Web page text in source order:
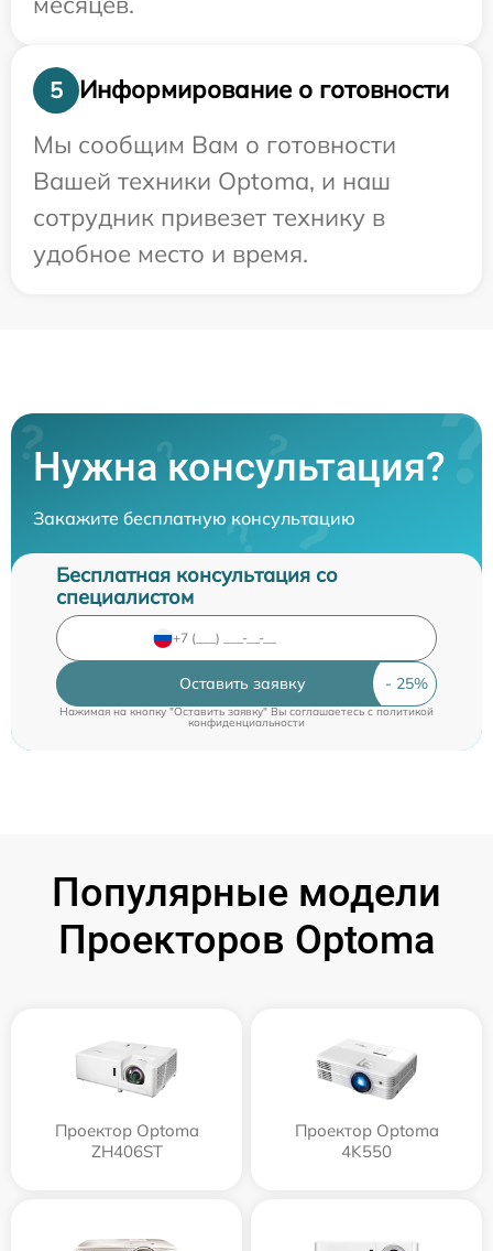
5
Информирование о готовности
Мы сообщим Вам о готовности
Вашей техники Optoma, и наш
сотрудник привезет технику в
удобное место и время.
Нужна консультация?
Закажите бесплатную консультацию
Бесплатная консультация со
специалистом
Оставить заявку
Нажимая на кнопку "Оставить заявку" Вы соглашаетесь cполитикой
конфиденциальности
Популярные модели
Проекторов Optoma
Проектор Optoma
ZH406ST
Проектор Optoma
4K550